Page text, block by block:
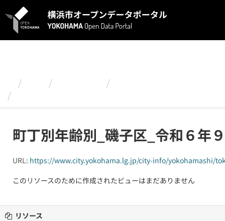
キ
町丁別年齢別_磯子区_令和６年
URL: https://www.city.yokohama.lg.jp/city-info/yokohamashi/
このリソースのために作成されたビューはまだありません
リソース